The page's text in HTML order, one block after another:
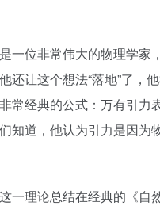
位非常伟大的物理学家
还让这个想法“落地”了，
常经典的公式：万有引力
知道，他认为引力是因为
理论总结在经典的《自